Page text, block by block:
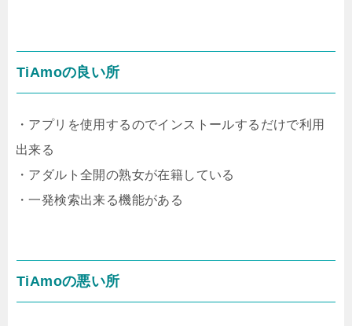
TiAmoの良い所
・アプリを使用するのでインストールするだけで利用
出来る
・アダルト全開の熟女が在籍している
・一発検索出来る機能がある
TiAmoの悪い所